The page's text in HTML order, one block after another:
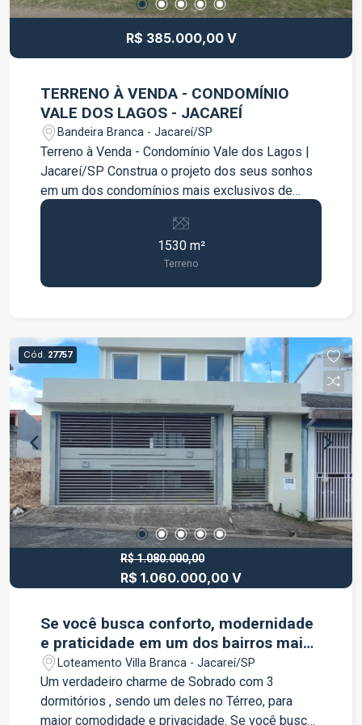
R$ 385.000,00 V
TERRENO À VENDA - CONDOMÍNIO
VALE DOS LAGOS - JACAREÍ
Bandeira Branca - Jacareí/SP
Terreno à Venda - Condomínio Vale dos Lagos |
Jacareí/SP Construa o projeto dos seus sonhos
em um dos condomínios mais exclusivos de
Jacareí! Este excelente terreno possui 1.530 m²,
oferecendo amplo espaço para a construção de
uma residência de alto padrão, com áreas de
lazer, jardim e muito conforto para toda a família.
Localizado no Condomínio Vale dos Lagos, o
segurança e qualidade de vida, sem abrir mão da
praticidade de estar próximo aos principais
acessos da cidade. Destaques do imóvel: Área
total de 1.530 m²; Excelente espaço para
construção de residência de alto padrão;
Condomínio fechado com segurança e
tranquilidade; Região arborizada e agradável;
Ótima oportunidade para morar ou investir. Se
você busca um terreno amplo em um condomínio
diferenciado, esta é a oportunidade ideal para
transformar seu projeto em realidade. Entre em
contato para mais informações e agende uma
1530 m²
Terreno
Cód. 27757
R$ 1.080.000,00
R$ 1.060.000,00 V
Se você busca conforto, modernidade
e praticidade em um dos bairros mais
desejados de Jacareí, esta é a
oportunidade perfeita.
Loteamento Villa Branca - Jacareí/SP
Um verdadeiro charme de Sobrado com 3
dormitórios , sendo um deles no Térreo, para
maior comodidade e privacidade. Se você busca